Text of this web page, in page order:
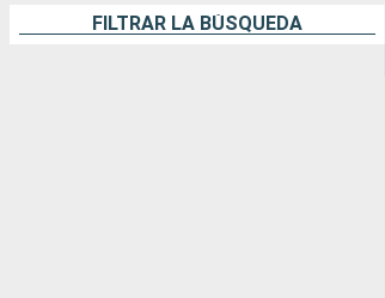
FILTRAR LA BÚSQUEDA